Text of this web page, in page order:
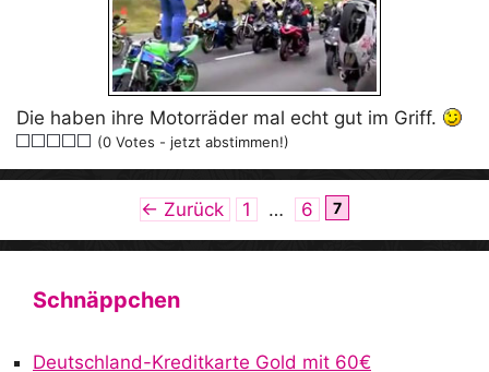
Die haben ihre Motorräder mal echt gut im Griff.
(0 Votes - jetzt abstimmen!)
← Zurück Seite
1 … Seite
6 Seite
7
Schnäppchen
Deutschland-Kreditkarte Gold mit 60€